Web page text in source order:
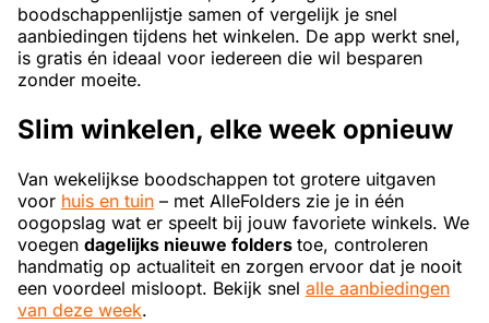
boodschappenlijstje samen of vergelijk je snel
aanbiedingen tijdens het winkelen. De app werkt snel,
is gratis én ideaal voor iedereen die wil besparen
zonder moeite.
Slim winkelen, elke week opnieuw
Van wekelijkse boodschappen tot grotere uitgaven
voor huis en tuin – met AlleFolders zie je in één
oogopslag wat er speelt bij jouw favoriete winkels. We
voegen dagelijks nieuwe folders toe, controleren
handmatig op actualiteit en zorgen ervoor dat je nooit
een voordeel misloopt. Bekijk snel alle aanbiedingen
van deze week.